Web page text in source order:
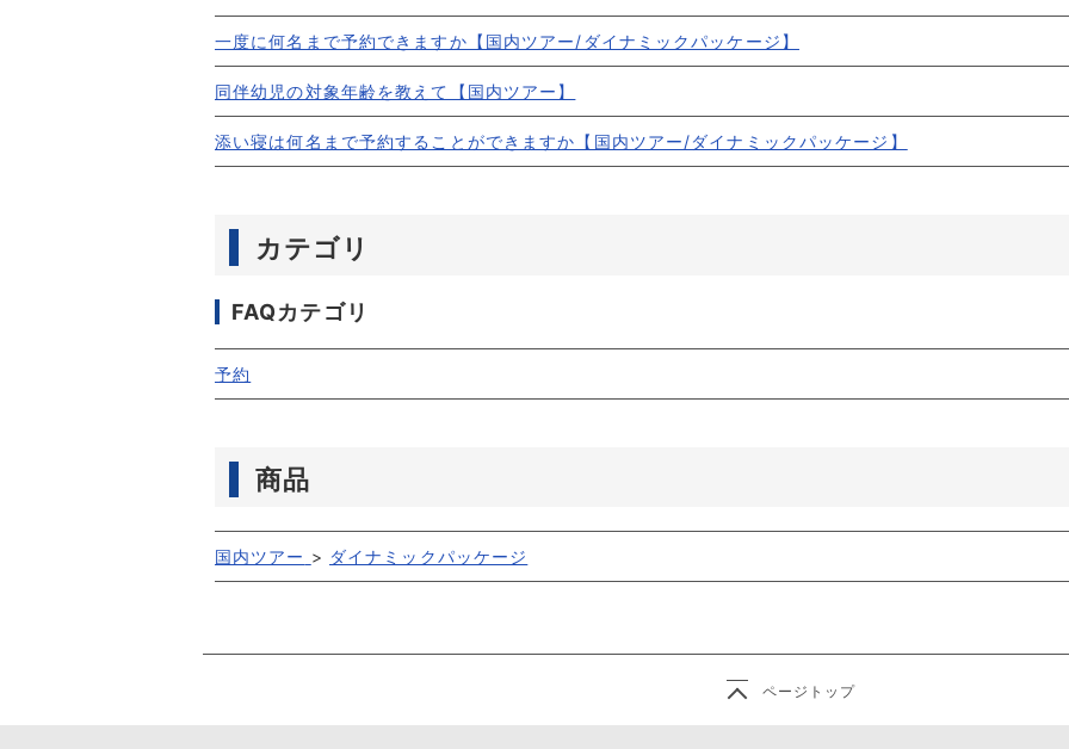
一度に何名まで予約できますか【国内ツアー/ダイナミックパッケージ】
同伴幼児の対象年齢を教えて【国内ツアー】
添い寝は何名まで予約することができますか【国内ツアー/ダイナミックパッケージ】
カテゴリ
FAQカテゴリ
予約
商品
国内ツアー > ダイナミックパッケージ
ページトップ